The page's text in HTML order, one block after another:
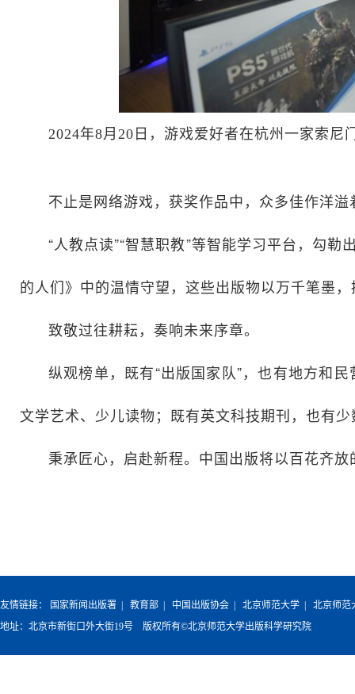
2024年8月20日，游戏爱好者在杭州一家索
不止是网络游戏，获奖作品中，众多佳作洋
“人教点读”“智慧职教”等智能学习平台，勾
的人们》中的温情守望，这些出版物以万千笔墨
致敬过往耕耘，奏响未来序章。
纵观榜单，既有“出版国家队”，也有地方和
文学艺术、少儿读物；既有英文科技期刊，也有
秉承匠心，启赴新程。中国出版将以百花齐
友情链接： 国家新闻出版署 教育部 中国出版协会 北京师范大学
北京师范
地址：北京市新街口外大街19号 版权所有©北京师范大学出版科学研究院